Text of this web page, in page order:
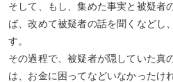
そして、もし、集めた事実と被疑者
ば、改めて被疑者の話を聞くなどし
す。
その過程で、被疑者が隠していた真
は、お金に困ってなどいなかったけ